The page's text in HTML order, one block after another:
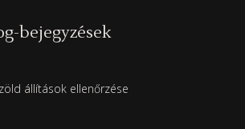
bejegyzések
állítások ellenőrzése